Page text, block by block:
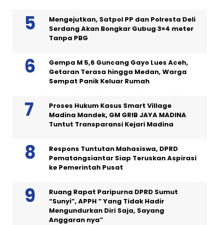
Mengejutkan, Satpol PP dan Polresta Deli
Serdang Akan Bongkar Gubug 3×4 meter
Tanpa PBG
Gempa M 5,6 Guncang Gayo Lues Aceh,
Getaran Terasa hingga Medan, Warga
Sempat Panik Keluar Rumah
Proses Hukum Kasus Smart Village
Madina Mandek, GM GRIB JAYA MADINA
Tuntut Transparansi Kejari Madina
Respons Tuntutan Mahasiswa, DPRD
Pematangsiantar Siap Teruskan Aspirasi
ke Pemerintah Pusat
Ruang Rapat Paripurna DPRD Sumut
“Sunyi”, APPH ” Yang Tidak Hadir
Mengundurkan Diri Saja, Sayang
Anggaran nya”